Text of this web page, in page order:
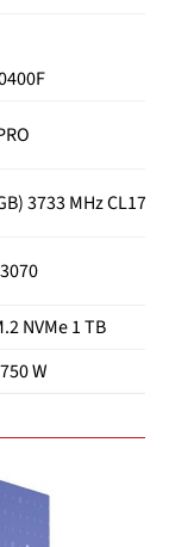
3733 MHz CL17
NVMe 1 TB
W